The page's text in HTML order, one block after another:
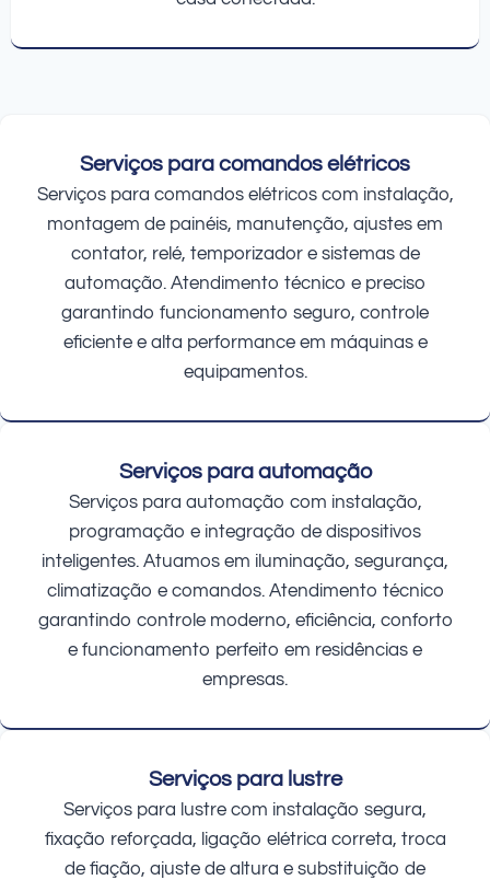
Serviços para comandos elétricos
Serviços para comandos elétricos com instalação,
montagem de painéis, manutenção, ajustes em
contator, relé, temporizador e sistemas de
automação. Atendimento técnico e preciso
garantindo funcionamento seguro, controle
eficiente e alta performance em máquinas e
equipamentos.
Serviços para automação
Serviços para automação com instalação,
programação e integração de dispositivos
inteligentes. Atuamos em iluminação, segurança,
climatização e comandos. Atendimento técnico
garantindo controle moderno, eficiência, conforto
e funcionamento perfeito em residências e
empresas.
Serviços para lustre
Serviços para lustre com instalação segura,
fixação reforçada, ligação elétrica correta, troca
de fiação, ajuste de altura e substituição de